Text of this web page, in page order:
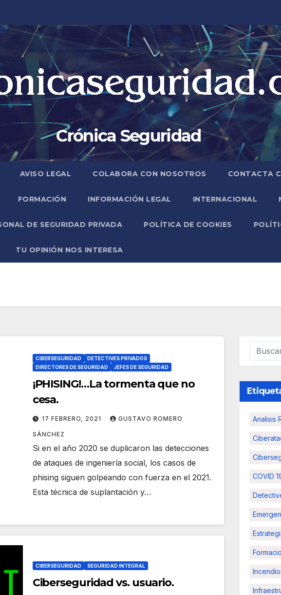
Crónica Seguridad
AVISO LEGAL COLABORA CON NOSOTROS CONTACTA
FORMACIÓN INFORMACIÓN LEGAL INTERNACIONAL
DE SEGURIDAD PRIVADA POLÍTICA DE COOKIES
TU OPINIÓN NOS INTERESA
CIBERSEGURIDAD
DETECTIVES PRIVADOS
DIRECTORES DE SEGURIDAD
JEFES DE SEGURIDAD
¡PHISING!…La tormenta que no
cesa.
17 FEBRERO, 2021 GUSTAVO ROMERO
SÁNCHEZ
Si en el año 2020 se duplicaron las detecciones
de ataques de ingeniería social, los casos de
phising siguen golpeando con fuerza en el 2021.
Esta técnica de suplantación y…
CIBERSEGURIDAD SEGURIDAD INTEGRAL
Ciberseguridad vs. usuario.
Analisis
COVID